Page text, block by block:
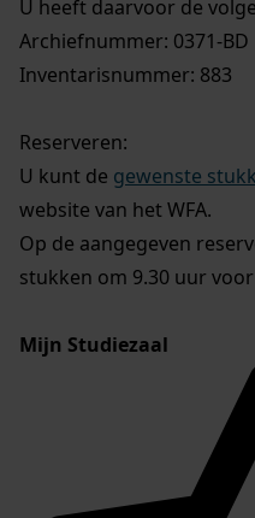
U heeft daarvoor de
Archiefnummer: 0371-BD
Inventarisnummer: 883
Reserveren:
U kunt de gewenste
website van het WFA.
Op de aangegeven
stukken om 9.30 uur voor
Mijn Studiezaal